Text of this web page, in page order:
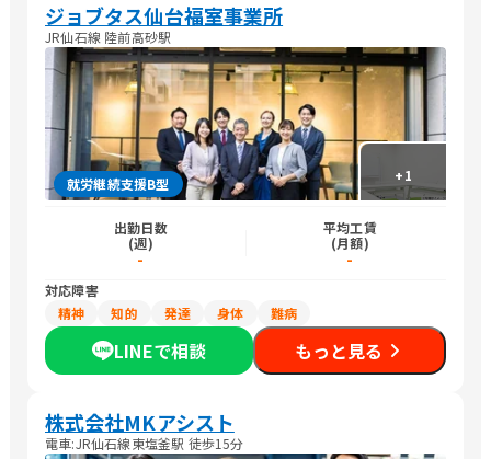
ジョブタス仙台福室事業所
JR仙石線 陸前高砂駅
+1
就労継続支援B型
出勤日数
(週)
-
平均工賃
(月額)
-
対応障害
精神
知的 発達 身体 難病
LINEで相談 もっと見る
株式会社MKアシスト
電車:JR仙石線東塩釜駅 徒歩15分